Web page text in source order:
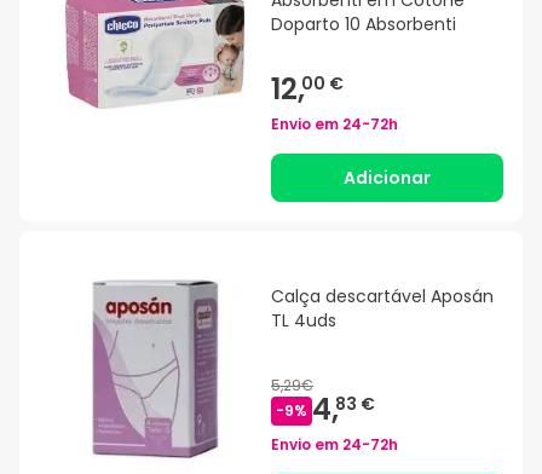
Doparto 10 Absorbenti
12,00 €
Envio em 24-72h
Adicionar
Calça descartável Aposán
TL 4uds
5,29€
-9% 4,83 €
Envio em 24-72h